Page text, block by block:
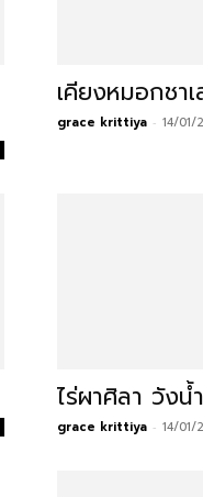
เคียงหมอกชา
grace krittiya - 14/01/
ไร่ผาศิลา วังน้
grace krittiya - 14/01/